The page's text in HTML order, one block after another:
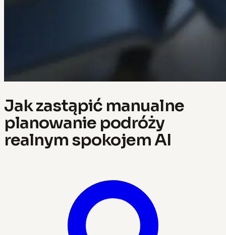
Jak zastąpić manualne
planowanie podróży
realnym spokojem AI